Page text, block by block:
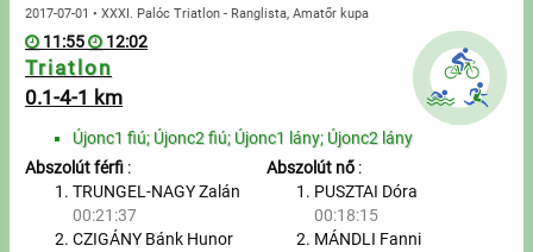
Kerékpározás
Multisportok
Úszás
Evezés
2017-07-01 • XXXI. Palóc Triatlon - Ranglista, Amatőr kupa
11:55 12:02
Triatlon
0.1-4-1 km
Újonc1 fiú; Újonc2 fiú; Újonc1 lány; Újonc2 lány
Abszolút férfi :
TRUNGEL-NAGY Zalán
00:21:37
CZIGÁNY Bánk Hunor
Abszolút nő:
PUSZTAI Dóra
00:18:15
MÁNDLI Fanni